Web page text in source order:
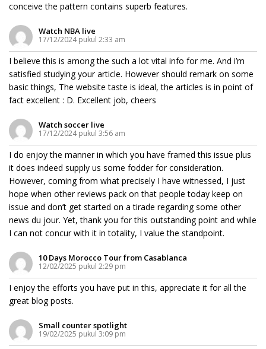
conceive the pattern contains superb features.
Watch NBA live
17/12/2024 pukul 2:33 am
I believe this is among the such a lot vital info for me. And i’m
satisfied studying your article. However should remark on some
basic things, The website taste is ideal, the articles is in point of
fact excellent : D. Excellent job, cheers
Watch soccer live
17/12/2024 pukul 3:56 am
I do enjoy the manner in which you have framed this issue plus
it does indeed supply us some fodder for consideration.
However, coming from what precisely I have witnessed, I just
hope when other reviews pack on that people today keep on
issue and don’t get started on a tirade regarding some other
news du jour. Yet, thank you for this outstanding point and while
I can not concur with it in totality, I value the standpoint.
10 Days Morocco Tour from Casablanca
12/02/2025 pukul 2:29 pm
I enjoy the efforts you have put in this, appreciate it for all the
great blog posts.
Small counter spotlight
19/02/2025 pukul 3:09 pm